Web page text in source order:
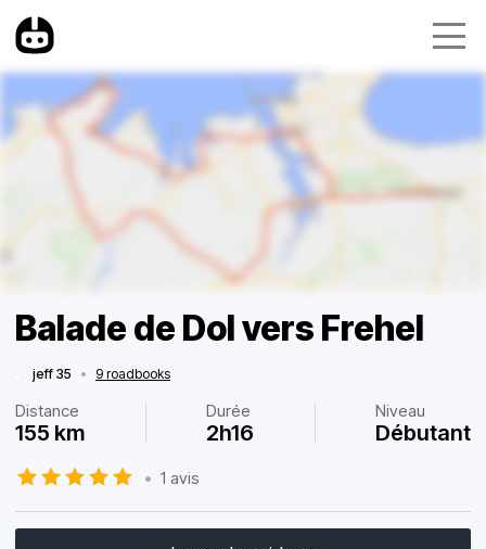
Balade de Dol vers Frehel
jeff 35 • 9 roadbooks
Distance
155 km
Durée
2h16
Niveau
Débutant
• 1 avis